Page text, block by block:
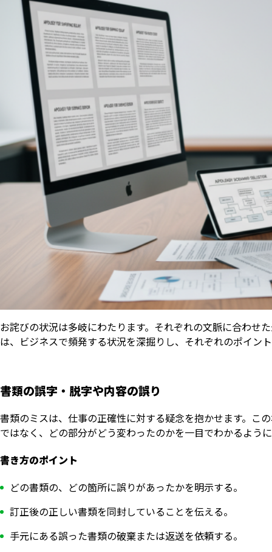
お詫びの状況は多岐にわたります。それぞれの文脈に合わせ
は、ビジネスで頻発する状況を深掘りし、それぞれのポイン
書類の誤字・脱字や内容の誤り
書類のミスは、仕事の正確性に対する疑念を抱かせます。こ
ではなく、どの部分がどう変わったのかを一目でわかるよう
書き方のポイント
どの書類の、どの箇所に誤りがあったかを明示する。
訂正後の正しい書類を同封していることを伝える。
手元にある誤った書類の破棄または返送を依頼する。